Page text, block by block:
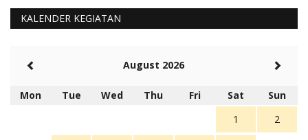
5 tahun Yang lalu
Rambu (rambu03@gmail.com)
Berita Polres Sumba Barat Mantap
5 tahun Yang lalu
Balas
16
KALENDER KEGIATAN
August 2026
Mon Tue Wed Thu Fri Sat
Sun
1
2